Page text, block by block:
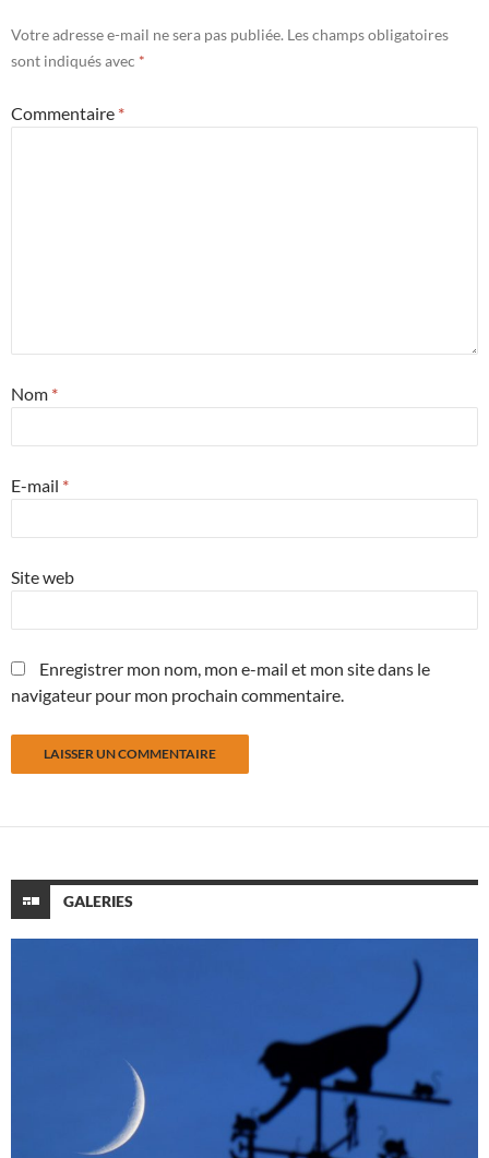
Votre adresse e-mail ne sera pas publiée. Les champs obligatoires
sont indiqués avec *
Commentaire *
Nom *
E-mail *
Site web
Enregistrer mon nom, mon e-mail et mon site dans le
navigateur pour mon prochain commentaire.
GALERIES